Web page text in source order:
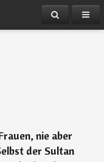
nie aber
der Sultan